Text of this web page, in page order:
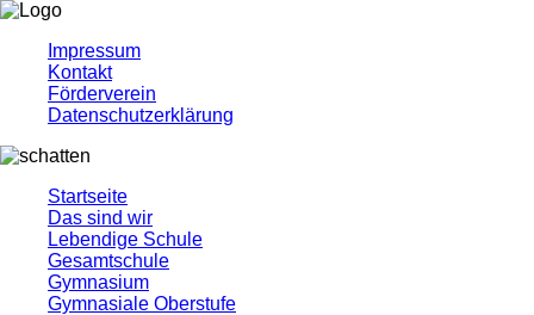
Impressum
Kontakt
Förderverein
Datenschutzerklärung
Startseite
Das sind wir
Lebendige Schule
Gesamtschule
Gymnasium
Gymnasiale Oberstufe